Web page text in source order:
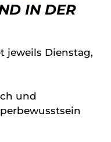
IN DER
jeweils Dienstag,
und